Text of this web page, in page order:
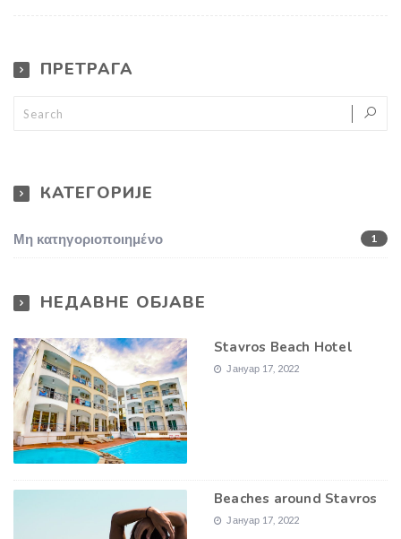
ПРЕТРАГА
КАТЕГОРИЈЕ
Μη κατηγοριοποιημένο 1
НЕДАВНЕ ОБЈАВЕ
Stavros Beach Hotel
Јануар 17, 2022
Beaches around Stavros
Јануар 17, 2022